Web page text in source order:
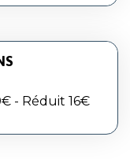
- Réduit 16€